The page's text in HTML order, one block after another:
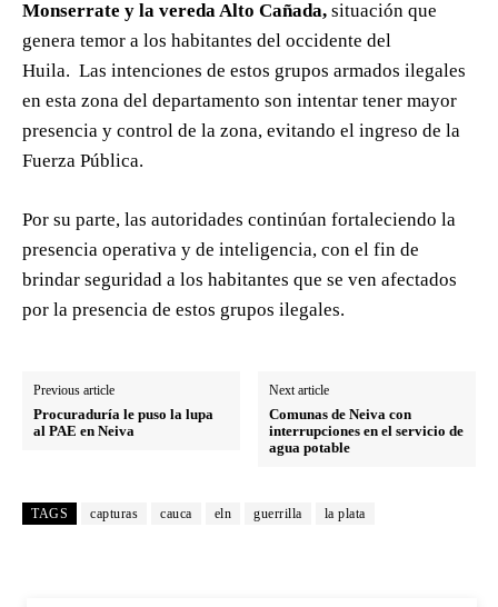
Monserrate y la vereda Alto Cañada, situación que
genera temor a los habitantes del occidente del
Huila. Las intenciones de estos grupos armados ilegales
en esta zona del departamento son intentar tener mayor
presencia y control de la zona, evitando el ingreso de la
Fuerza Pública.
Por su parte, las autoridades continúan fortaleciendo la
presencia operativa y de inteligencia, con el fin de
brindar seguridad a los habitantes que se ven afectados
por la presencia de estos grupos ilegales.
Previous article
Procuraduría le puso la lupa
al PAE en Neiva
Next article
Comunas de Neiva con
interrupciones en el servicio de
agua potable
TAGS capturas cauca eln guerrilla la plata